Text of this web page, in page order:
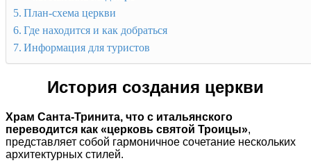
План-схема церкви
Где находится и как добраться
Информация для туристов
История создания церкви
Храм Санта-Тринита, что с итальянского
переводится как «церковь святой Троицы»,
представляет собой гармоничное сочетание нескольких
архитектурных стилей.